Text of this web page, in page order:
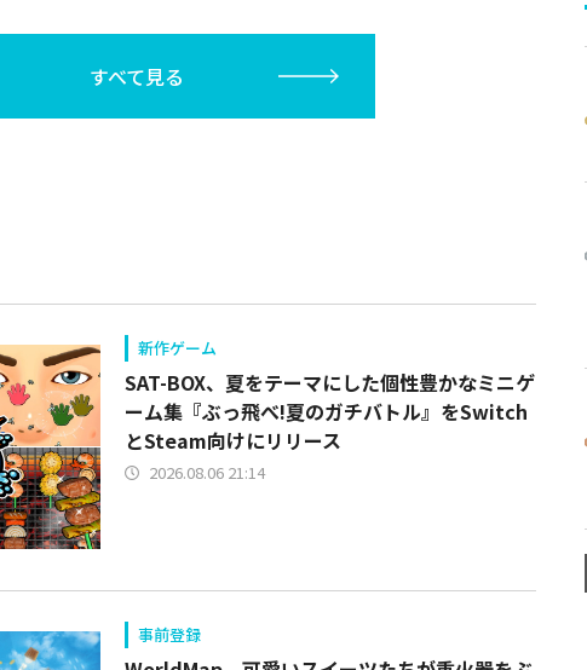
すべて見る
新作ゲーム
SAT-BOX、夏をテーマにした個性豊かなミニゲ
ーム集『ぶっ飛べ!夏のガチバトル』をSwitch
とSteam向けにリリース
2026.08.06 21:14
事前登録